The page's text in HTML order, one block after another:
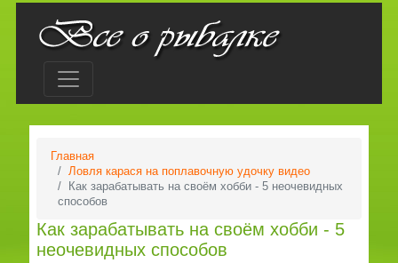
Главная
Ловля карася на поплавочную удочку видео
Как зарабатывать на своём хобби - 5 неочевидных
способов
Как зарабатывать на своём хобби - 5
неочевидных способов